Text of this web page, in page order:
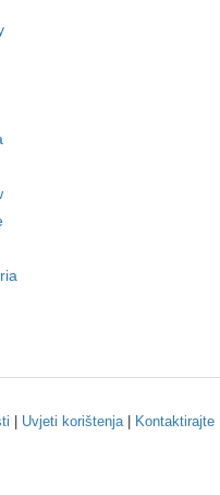
Uvjeti korištenja|
Kontaktirajte